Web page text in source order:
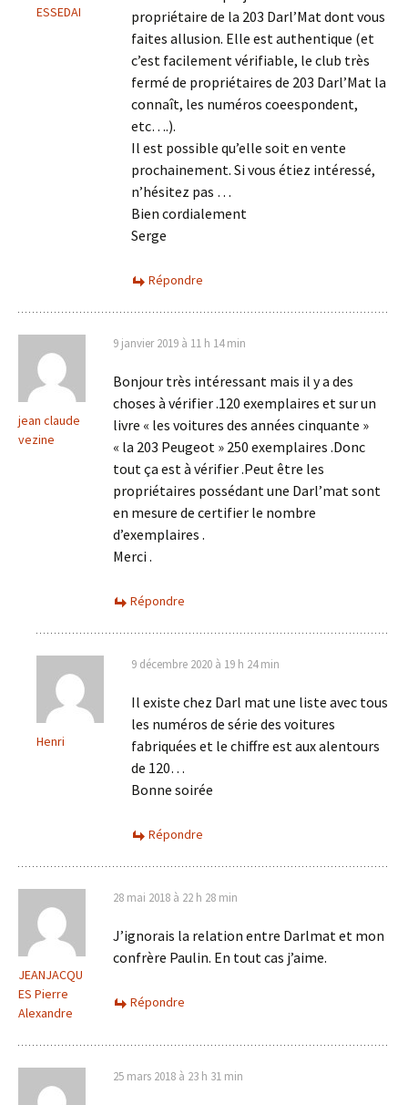
ESSEDAI
propriétaire de la 203 Darl’Mat dont vous
faites allusion. Elle est authentique (et
c’est facilement vérifiable, le club très
fermé de propriétaires de 203 Darl’Mat la
connaît, les numéros coeespondent,
etc….).
Il est possible qu’elle soit en vente
prochainement. Si vous étiez intéressé,
n’hésitez pas …
Bien cordialement
Serge
Répondre
jean claude
vezine
9 janvier 2019 à 11 h 14 min
Bonjour très intéressant mais il y a des
choses à vérifier .120 exemplaires et sur un
livre « les voitures des années cinquante »
« la 203 Peugeot » 250 exemplaires .Donc
tout ça est à vérifier .Peut être les
propriétaires possédant une Darl’mat sont
en mesure de certifier le nombre
d’exemplaires .
Merci .
Répondre
Henri
9 décembre 2020 à 19 h 24 min
Il existe chez Darl mat une liste avec tous
les numéros de série des voitures
fabriquées et le chiffre est aux alentours
de 120…
Bonne soirée
Répondre
JEANJACQU
ES Pierre
Alexandre
28 mai 2018 à 22 h 28 min
J’ignorais la relation entre Darlmat et mon
confrère Paulin. En tout cas j’aime.
Répondre
25 mars 2018 à 23 h 31 min